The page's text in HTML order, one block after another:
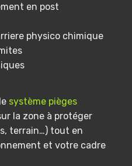
en post
physico chimique
système pièges
la zone à protéger
terrain…) tout en
et votre cadre